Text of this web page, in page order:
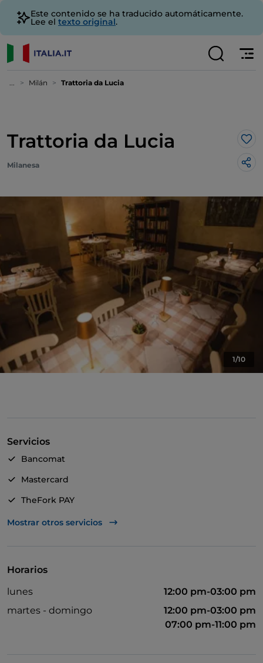
Este contenido se ha traducido automáticamente.
Lee el texto original.
... Milán Trattoria da Lucia
Trattoria da Lucia Me
Milanesa
1/10
Servicios
Bancomat
Mastercard
TheFork PAY
UnionPay via TheFork PAY
Mostrar otros servicios
Horarios
lunes
12:00 pm-03:00 pm
martes - domingo
12:00 pm-03:00 pm
07:00 pm-11:00 pm